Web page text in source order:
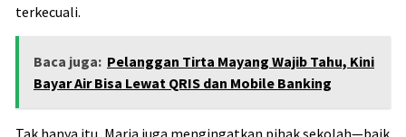
terkecuali.
Baca juga: Pelanggan Tirta Mayang Wajib Tahu, Kini
Bayar Air Bisa Lewat QRIS dan Mobile Banking
Tak hanya itu, Maria juga mengingatkan pihak sekolah—baik